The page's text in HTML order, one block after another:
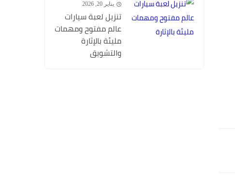
يناير 20, 2026
تنزيل لعبة سيارات
عالم مفتوح ومهمات
مليئة بالإثارة
والتشويق